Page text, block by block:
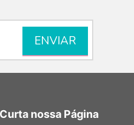
VISUALIZAR
Curta nossa Página